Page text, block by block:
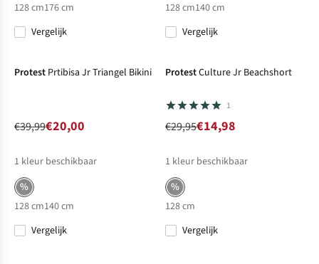
128 cm176 cm
Vergelijk
128 cm140 cm
Vergelijk
Protest Prtibisa Jr Triangel Bikini
€39,99€20,00
1 kleur beschikbaar
%
128 cm140 cm
Vergelijk
ProtestCulture Jr Beachshort
1
€29,95€14,98
1 kleur beschikbaar
%
128 cm
Vergelijk